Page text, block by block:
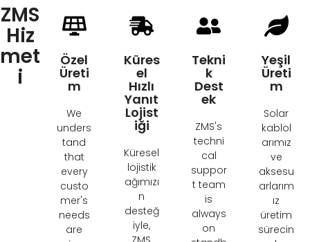
ZMS
Hiz
met
i
Özel
Üreti
m
We
unders
tand
that
every
custo
mer's
needs
are
Küres
el
Hızlı
Yanıt
Lojist
iği
Küresel
lojistik
ağımızı
n
desteğ
iyle,
Tekni
k
Dest
ek
ZMS's
techni
cal
suppor
t team
is
always
on
Yeşil
Üreti
m
Solar
kablol
arımız
ve
aksesu
arlarım
ız
üretim
sürecin